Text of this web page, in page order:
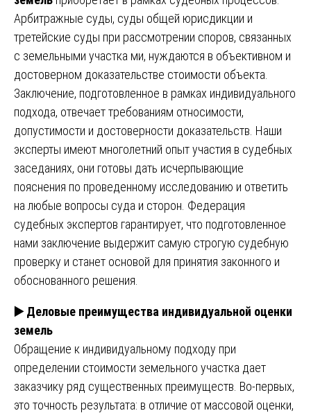
Арбитражные суды, суды общей юрисдикции и
третейские суды при рассмотрении споров, связанных
с земельными участка ми, нуждаются в объективном и
достоверном доказательстве стоимости объекта.
Заключение, подготовленное в рамках индивидуального
подхода, отвечает требованиям относимости,
допустимости и достоверности доказательств. Наши
эксперты имеют многолетний опыт участия в судебных
заседаниях, они готовы дать исчерпывающие
пояснения по проведенному исследованию и ответить
на любые вопросы суда и сторон. Федерация
судебных экспертов гарантирует, что подготовленное
нами заключение выдержит самую строгую судебную
проверку и станет основой для принятия законного и
обоснованного решения.
▶️Деловые преимущества индивидуальной оценки
земель
Обращение к индивидуальному подходу при
определении стоимости земельного участка дает
заказчику ряд существенных преимуществ. Во-первых,
это точность результата: в отличие от массовой оценки,